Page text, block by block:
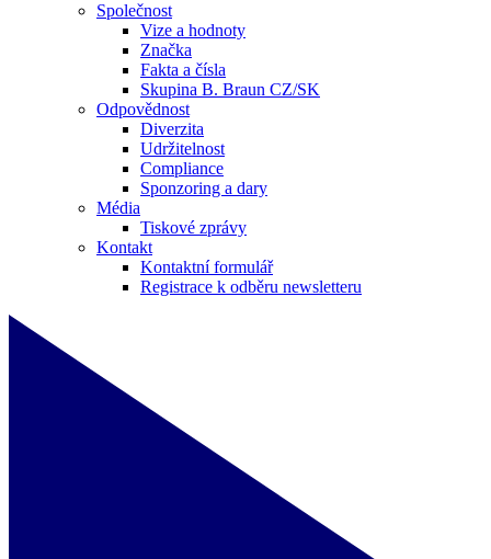
Společnost
Vize a hodnoty
Značka
Fakta a čísla
Skupina B. Braun CZ/SK
Odpovědnost
Diverzita
Udržitelnost
Compliance
Sponzoring a dary
Média
Tiskové zprávy
Kontakt
Kontaktní formulář
Registrace k odběru newsletteru